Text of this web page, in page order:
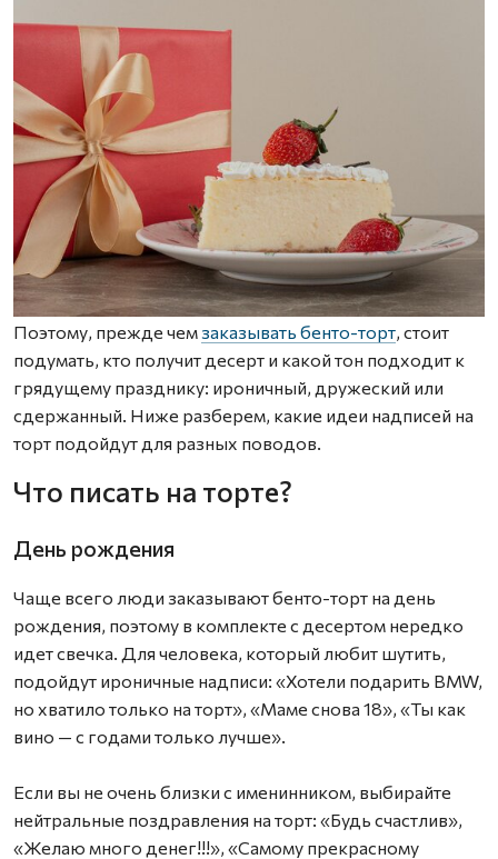
Поэтому, прежде чем заказывать бенто-торт, стоит
подумать, кто получит десерт и какой тон подходит к
грядущему празднику: ироничный, дружеский или
сдержанный. Ниже разберем, какие идеи надписей на
торт подойдут для разных поводов.
Что писать на торте?
День рождения
Чаще всего люди заказывают бенто-торт на день
рождения, поэтому в комплекте с десертом нередко
идет свечка. Для человека, который любит шутить,
подойдут ироничные надписи: «Хотели подарить BMW,
но хватило только на торт», «Маме снова 18», «Ты как
вино — с годами только лучше».
Если вы не очень близки с именинником, выбирайте
нейтральные поздравления на торт: «Будь счастлив»,
«Желаю много денег!!!», «Самому прекрасному